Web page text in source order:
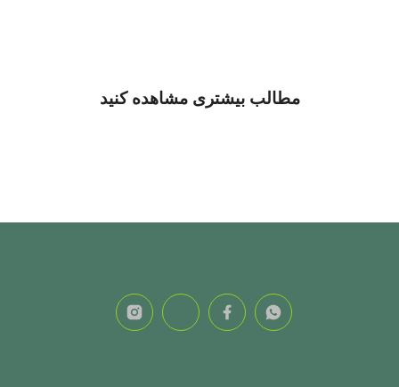
مطالب بیشتری مشاهده کنید